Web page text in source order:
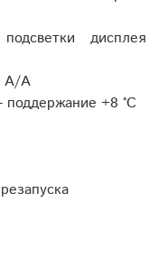
дисплея
A/A
+8 °C